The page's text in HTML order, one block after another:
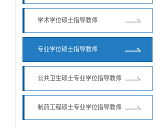
学术学位硕士指导教师
专业学位硕士指导教师
公共卫生硕士专业学位指导教师
制药工程硕士专业学位指导教师